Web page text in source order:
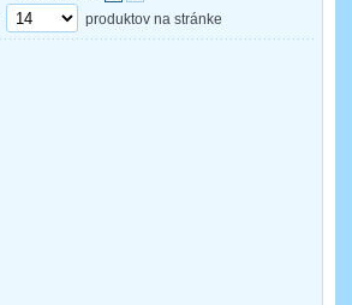
produktov na stránke